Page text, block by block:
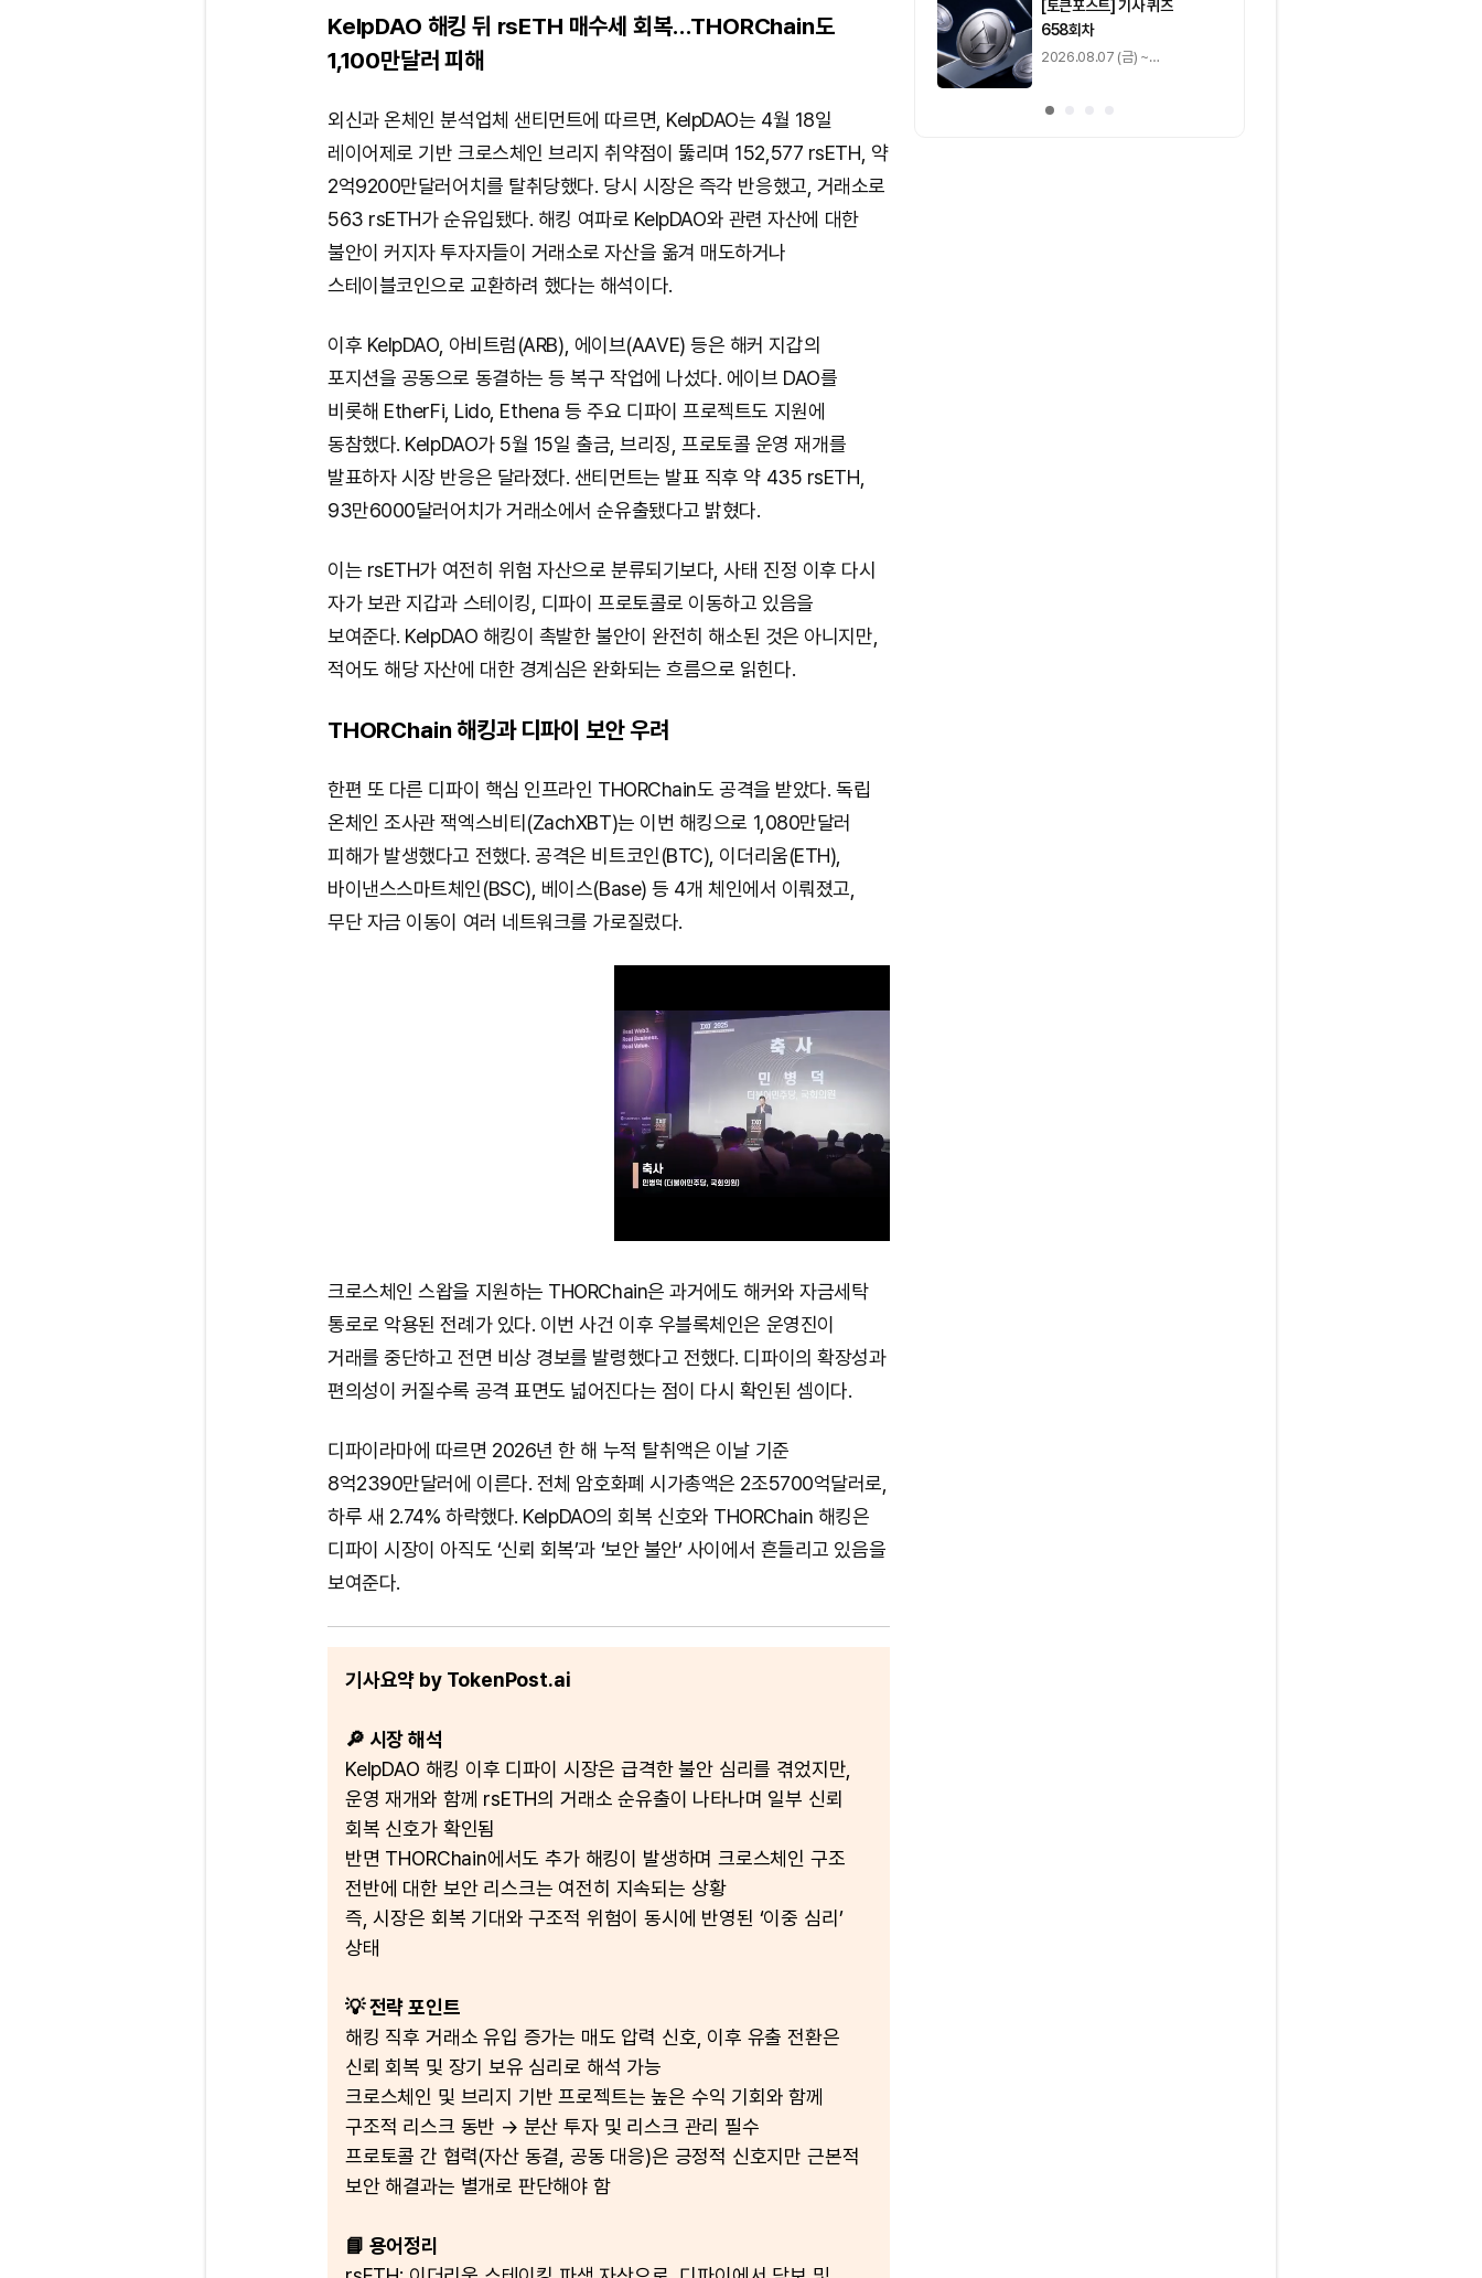
KelpDAO 해킹 뒤 rsETH 매수세 회복…THORChain도
1,100만달러 피해
외신과 온체인 분석업체 샌티먼트에 따르면, KelpDAO는 4월 18일
레이어제로 기반 크로스체인 브리지 취약점이 뚫리며 152,577 rsETH, 약
2억9200만달러어치를 탈취당했다. 당시 시장은 즉각 반응했고, 거래소로
563 rsETH가 순유입됐다. 해킹 여파로 KelpDAO와 관련 자산에 대한
불안이 커지자 투자자들이 거래소로 자산을 옮겨 매도하거나
스테이블코인으로 교환하려 했다는 해석이다.
이후 KelpDAO, 아비트럼(ARB), 에이브(AAVE) 등은 해커 지갑의
포지션을 공동으로 동결하는 등 복구 작업에 나섰다. 에이브 DAO를
비롯해 EtherFi, Lido, Ethena 등 주요 디파이 프로젝트도 지원에
동참했다. KelpDAO가 5월 15일 출금, 브리징, 프로토콜 운영 재개를
발표하자 시장 반응은 달라졌다. 샌티먼트는 발표 직후 약 435 rsETH,
93만6000달러어치가 거래소에서 순유출됐다고 밝혔다.
이는 rsETH가 여전히 위험 자산으로 분류되기보다, 사태 진정 이후 다시
자가 보관 지갑과 스테이킹, 디파이 프로토콜로 이동하고 있음을
보여준다. KelpDAO 해킹이 촉발한 불안이 완전히 해소된 것은 아니지만,
적어도 해당 자산에 대한 경계심은 완화되는 흐름으로 읽힌다.
THORChain 해킹과 디파이 보안 우려
한편 또 다른 디파이 핵심 인프라인 THORChain도 공격을 받았다. 독립
온체인 조사관 잭엑스비티(ZachXBT)는 이번 해킹으로 1,080만달러
피해가 발생했다고 전했다. 공격은 비트코인(BTC), 이더리움(ETH),
바이낸스스마트체인(BSC), 베이스(Base) 등 4개 체인에서 이뤄졌고,
무단 자금 이동이 여러 네트워크를 가로질렀다.
u
크로스체인 스왑을 지원하는 THORChain은 과거에도 해커와 자금세탁
통로로 악용된 전례가 있다. 이번 사건 이후 우블록체인은 운영진이
거래를 중단하고 전면 비상 경보를 발령했다고 전했다. 디파이의 확장성과
편의성이 커질수록 공격 표면도 넓어진다는 점이 다시 확인된 셈이다.
디파이라마에 따르면 2026년 한 해 누적 탈취액은 이날 기준
8억2390만달러에 이른다. 전체 암호화폐 시가총액은 2조5700억달러로,
하루 새 2.74% 하락했다. KelpDAO의 회복 신호와 THORChain 해킹은
디파이 시장이 아직도 ‘신뢰 회복’과 ‘보안 불안’ 사이에서 흔들리고 있음을
보여준다.
기사요약 by TokenPost.ai
🔎 시장 해석
KelpDAO 해킹 이후 디파이 시장은 급격한 불안 심리를 겪었지만,
운영 재개와 함께 rsETH의 거래소 순유출이 나타나며 일부 신뢰
회복 신호가 확인됨
반면 THORChain에서도 추가 해킹이 발생하며 크로스체인 구조
전반에 대한 보안 리스크는 여전히 지속되는 상황
즉, 시장은 회복 기대와 구조적 위험이 동시에 반영된 ‘이중 심리’
상태
💡 전략 포인트
해킹 직후 거래소 유입 증가는 매도 압력 신호, 이후 유출 전환은
신뢰 회복 및 장기 보유 심리로 해석 가능
크로스체인 및 브리지 기반 프로젝트는 높은 수익 기회와 함께
구조적 리스크 동반 → 분산 투자 및 리스크 관리 필수
프로토콜 간 협력(자산 동결, 공동 대응)은 긍정적 신호지만 근본적
보안 해결과는 별개로 판단해야 함
📘 용어정리
기사 스탬프 0